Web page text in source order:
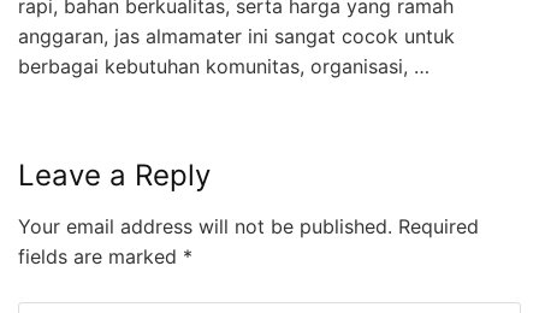
rapi, bahan berkualitas, serta harga yang ramah
anggaran, jas almamater ini sangat cocok untuk
berbagai kebutuhan komunitas, organisasi, …
Leave a Reply
Your email address will not be published. Required
fields are marked *